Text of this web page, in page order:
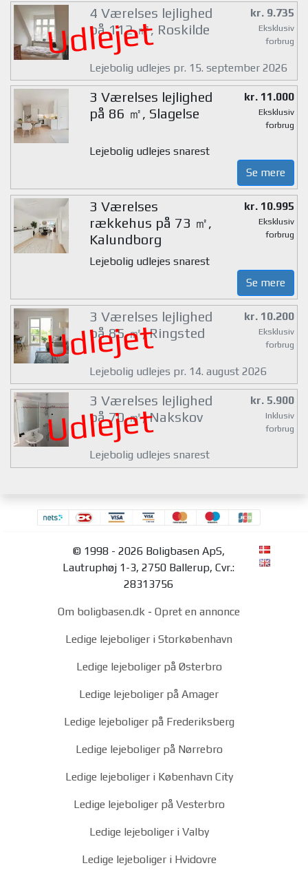
Udlejet
4 Værelses lejlighed
på 112 ㎡, Roskilde
kr. 9.735
Eksklusiv
forbrug
Lejebolig udlejes pr. 15. september 2026
3 Værelses lejlighed
på 86 ㎡, Slagelse
kr. 11.000
Eksklusiv
forbrug
Lejebolig udlejes snarest
Se mere
3 Værelses
rækkehus på 73 ㎡,
Kalundborg
kr. 10.995
Eksklusiv
forbrug
Lejebolig udlejes snarest
Se mere
Udlejet
3 Værelses lejlighed
på 85 ㎡, Ringsted
kr. 10.200
Eksklusiv
forbrug
Lejebolig udlejes pr. 14. august 2026
Udlejet
3 Værelses lejlighed
på 70 ㎡, Nakskov
kr. 5.900
Inklusiv
forbrug
Lejebolig udlejes snarest
© 1998 - 2026 Boligbasen ApS,
Lautruphøj 1-3, 2750 Ballerup, Cvr.:
28313756
Om boligbasen.dk - Opret en annonce
Ledige lejeboliger i Storkøbenhavn
Ledige lejeboliger på Østerbro
Ledige lejeboliger på Amager
Ledige lejeboliger på Frederiksberg
Ledige lejeboliger på Nørrebro
Ledige lejeboliger i København City
Ledige lejeboliger på Vesterbro
Ledige lejeboliger i Valby
Ledige lejeboliger i Hvidovre